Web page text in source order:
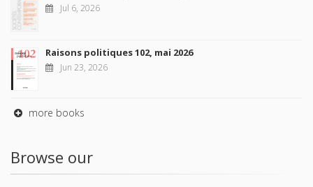
Jul 6, 2026
Raisons politiques 102, mai 2026
Jun 23, 2026
more books
Browse our